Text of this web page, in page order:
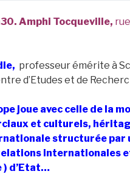
Amphi Tocqueville,
professeur émérite à
d’Etudes et de
joue avec celle de la
et culturels,
structurée par
internationales
) d’Etat…